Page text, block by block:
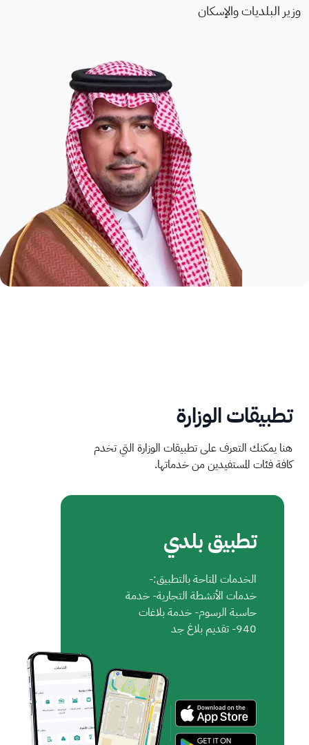
وزير البلديات والإسكان
تطبيقات الوزارة
هنا يمكنك التعرف على تطبيقات الوزارة التي تخدم
كافة فئات المستفيدين من خدماتها.
تطبيق بلدي
الخدمات المتاحة بالتطبيق:-
خدمات الأنشطة التجارية- خدمة
حاسبة الرسوم- خدمة بلاغات
940- تقديم بلاغ جد